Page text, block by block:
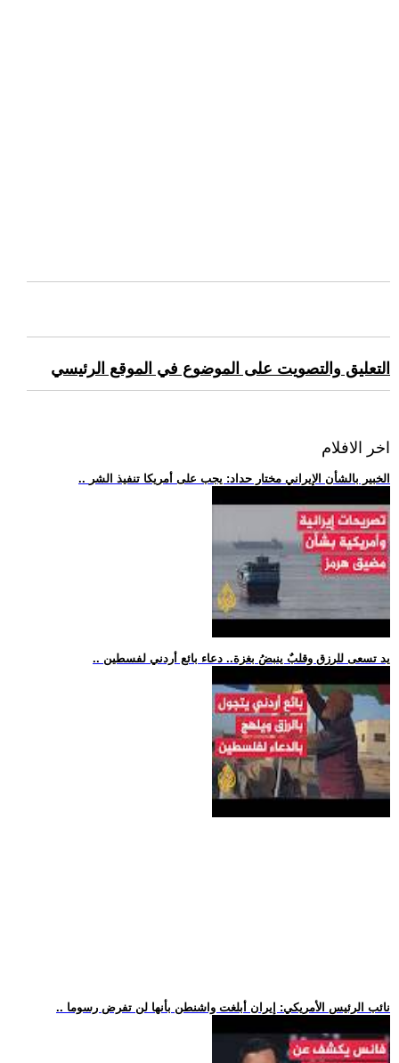
التعليق والتصويت على الموضوع في الموقع الرئيسي
اخر الافلام
.. الخبير بالشأن الإيراني مختار حداد: يجب على أمريكا تنفيذ الشر
.. يد تسعى للرزق وقلبٌ ينبضُ بغزة.. دعاء بائع أردني لفسطين
.. نائب الرئيس الأمريكي: إيران أبلغت واشنطن بأنها لن تفرض رسوما